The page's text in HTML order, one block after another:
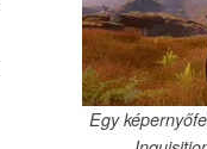
Egy